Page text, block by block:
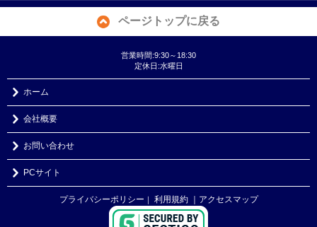
ページトップに戻る
営業時間:9:30～18:30
定休日:水曜日
ホーム
会社概要
お問い合わせ
PCサイト
プライバシーポリシー ｜ 利用規約 ｜アクセスマップ